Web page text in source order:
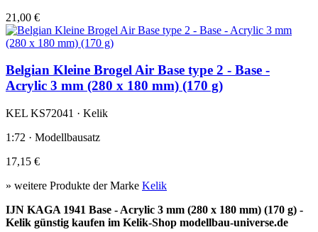
21,00 €
Belgian Kleine Brogel Air Base type 2 - Base -
Acrylic 3 mm (280 x 180 mm) (170 g)
KEL KS72041 · Kelik
1:72 · Modellbausatz
17,15 €
» weitere Produkte der Marke Kelik
IJN KAGA 1941 Base - Acrylic 3 mm (280 x 180 mm) (170 g) -
Kelik günstig kaufen im Kelik-Shop modellbau-universe.de